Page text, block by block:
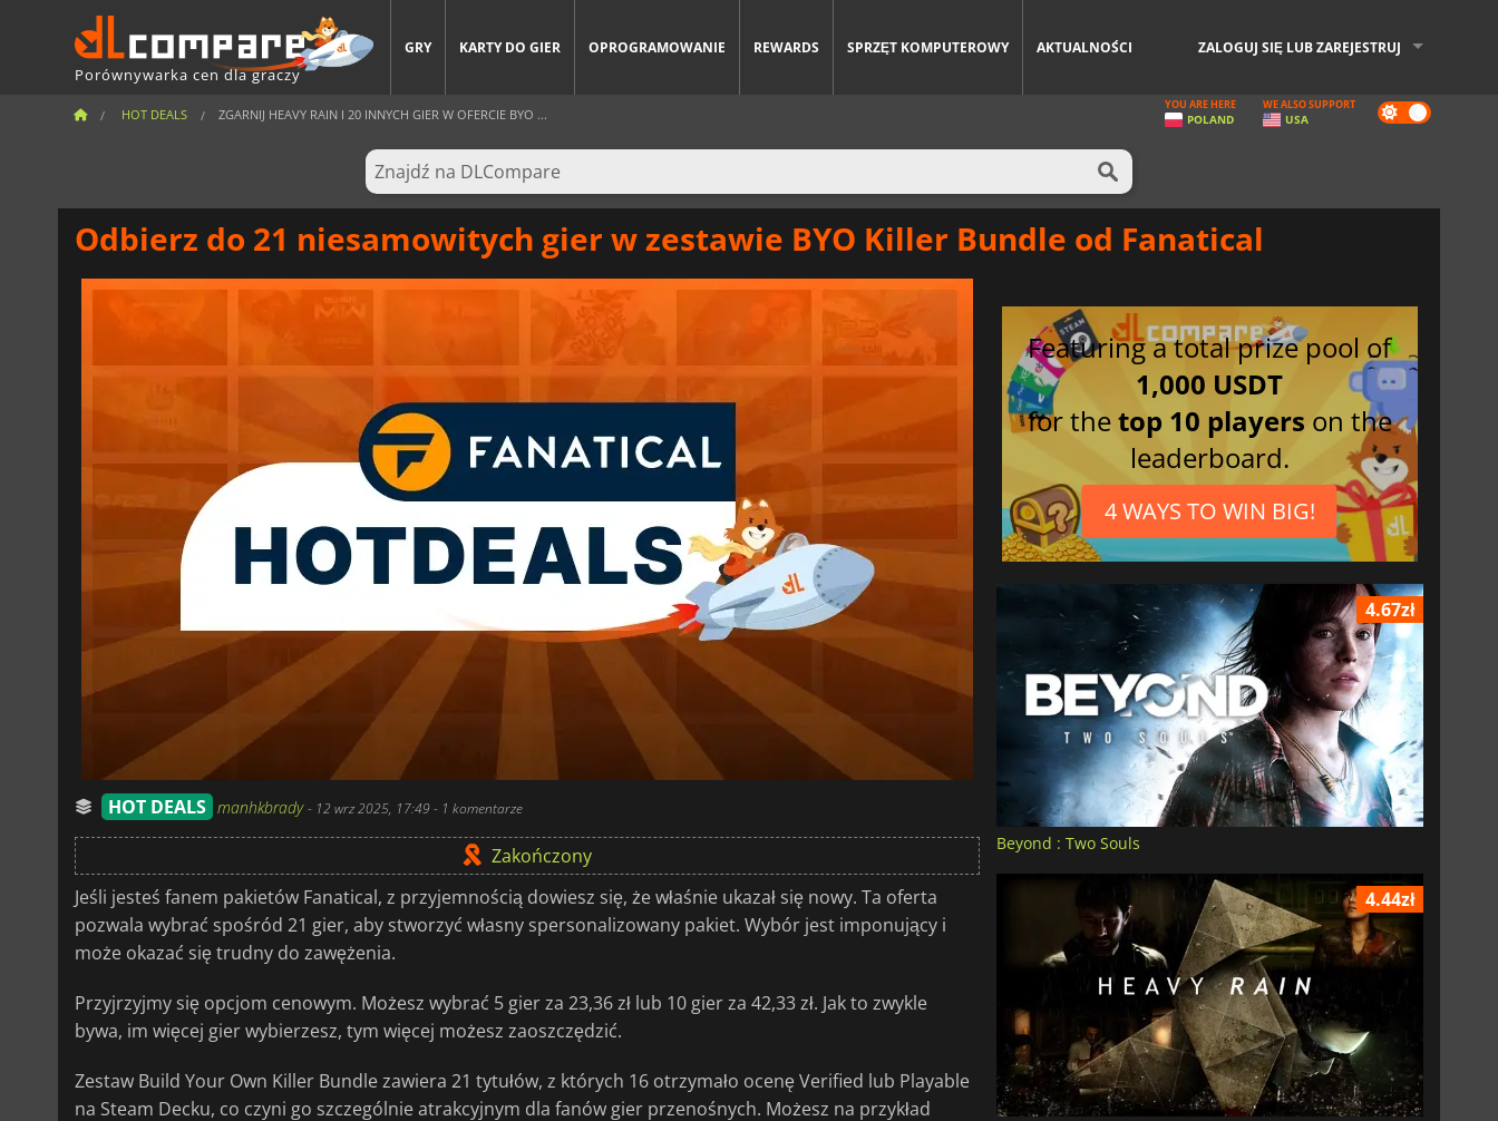
Porównywarka cen dla graczy
GRY KARTY DO GIER OPROGRAMOWANIE REWARDS SPRZĘT KOMPUTEROWY AKTUALNOŚCI ZALOGUJ SIĘ LUB ZAREJESTRUJ
HOT DEALS ZGARNIJ HEAVY RAIN I 20 INNYCH GIER W OFERCIE BYO ... Dark
mode
YOU ARE HERE
POLAND
WE ALSO SUPPORT
USA
Odbierz do 21 niesamowitych gier w zestawie BYO Killer Bundle od Fanatical
HOT DEALS manhkbrady- 12 wrz 2025, 17:49- 1 komentarze
Zakończony
Jeśli jesteś fanem pakietów Fanatical, z przyjemnością dowiesz się, że właśnie ukazał się nowy. Ta oferta
pozwala wybrać spośród 21 gier, aby stworzyć własny spersonalizowany pakiet. Wybór jest imponujący i
może okazać się trudny do zawężenia.
Przyjrzyjmy się opcjom cenowym. Możesz wybrać 5 gier za 23,36 zł lub 10 gier za 42,33 zł. Jak to zwykle
bywa, im więcej gier wybierzesz, tym więcej możesz zaoszczędzić.
Zestaw Build Your Own Killer Bundle zawiera 21 tytułów, z których 16 otrzymało ocenę Verified lub Playable
na Steam Decku, co czyni go szczególnie atrakcyjnym dla fanów gier przenośnych. Możesz na przykład
Featuring a total prize pool of
1,000 USDT
for thetop 10 players on the
leaderboard.
4 WAYS TO WIN BIG!
4.67zł
Beyond : Two Souls
4.44zł